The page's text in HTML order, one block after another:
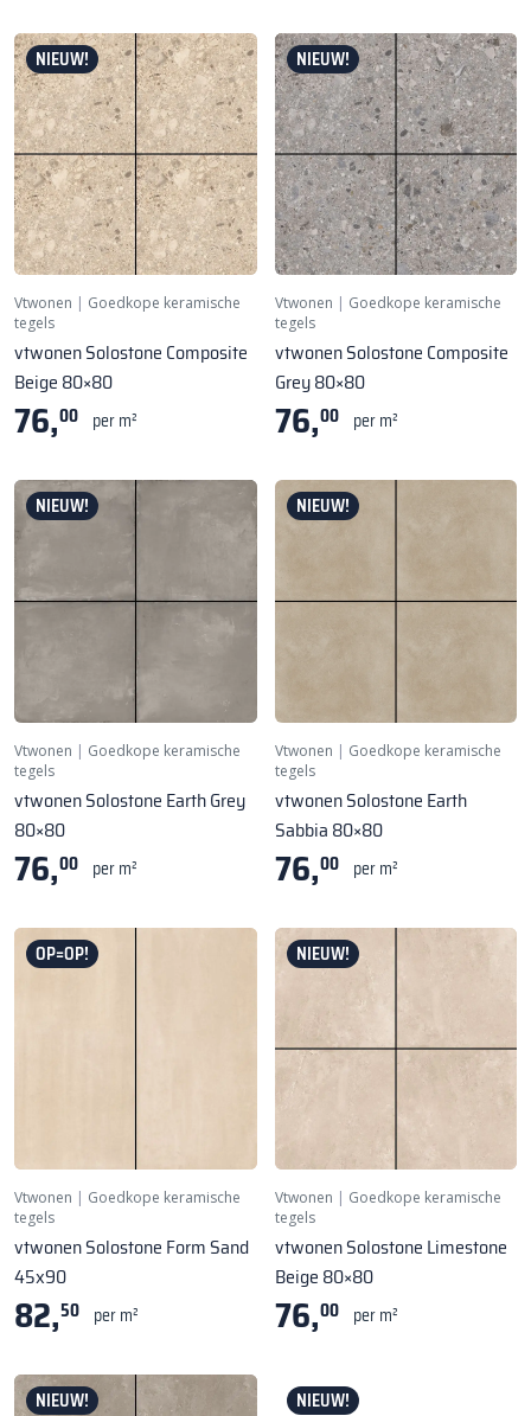
NIEUW!
Vtwonen | Goedkope keramische
tegels
vtwonen Solostone Composite
Beige 80×80
76,00 per m²
NIEUW!
Vtwonen | Goedkope keramische
tegels
vtwonen Solostone Composite
Grey 80×80
76,00 per m²
NIEUW!
Vtwonen | Goedkope keramische
tegels
vtwonen Solostone Earth Grey
80×80
76,00 per m²
NIEUW!
Vtwonen | Goedkope keramische
tegels
vtwonen Solostone Earth
Sabbia 80×80
76,00 per m²
OP=OP!
Vtwonen | Goedkope keramische
tegels
vtwonen Solostone Form Sand
45x90
82,50 per m²
NIEUW!
Vtwonen | Goedkope keramische
tegels
vtwonen Solostone Limestone
Beige 80×80
76,00 per m²
NIEUW! NIEUW!